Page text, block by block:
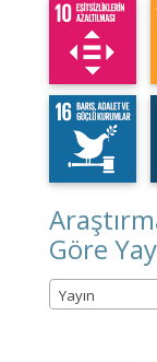
Göre
Yayın